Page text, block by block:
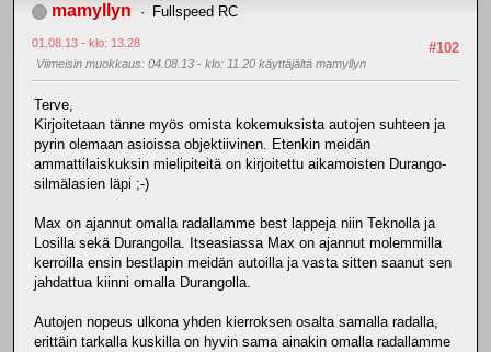
mamyllyn Fullspeed RC
#102
01.08.13 - klo: 13.28
Viimeisin muokkaus: 04.08.13 - klo: 11.20 käyttäjältä mamyllyn
Terve,
Kirjoitetaan tänne myös omista kokemuksista autojen suhteen ja
pyrin olemaan asioissa objektiivinen. Etenkin meidän
ammattilaiskuksin mielipiteitä on kirjoitettu aikamoisten Durango-
silmälasien läpi ;-)
Max on ajannut omalla radallamme best lappeja niin Teknolla ja
Losilla sekä Durangolla. Itseasiassa Max on ajannut molemmilla
kerroilla ensin bestlapin meidän autoilla ja vasta sitten saanut sen
jahdattua kiinni omalla Durangolla.
Autojen nopeus ulkona yhden kierroksen osalta samalla radalla,
erittäin tarkalla kuskilla on hyvin sama ainakin omalla radallamme